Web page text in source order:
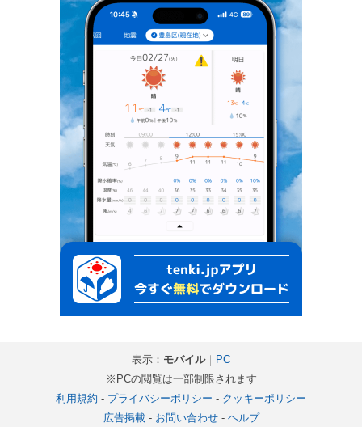
表示： モバイル｜ PC
※PCの閲覧は一部制限されます
利用規約 - プライバシーポリシー - クッキーポリシー
広告掲載- お問い合わせ- ヘルプ